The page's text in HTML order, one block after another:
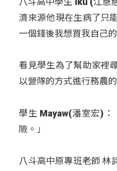
濟來源他現在生病了只
一個錢後我想買我自己的
看見學生為了幫助家裡
以營隊的方式進行務農
學生 Mayaw(潘室宏)：
險。」
八斗高中原專班老師 林